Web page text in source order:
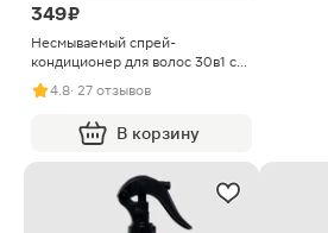
349 ₽
Несмываемый спрей-
кондиционер для волос 30в1 с
термозащитой Elsi Professional
250мл
4.8· 27 отзывов
В корзину